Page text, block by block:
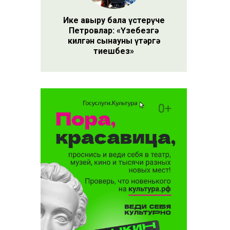
Ике авыру бала үстерүче
Петровлар: «Үзебезгә
килгән сынауны үтәргә
тиешбез»